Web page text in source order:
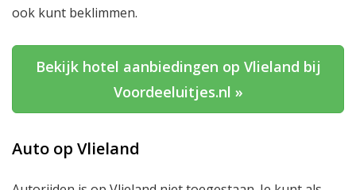
ook kunt beklimmen.
Bekijk hotel aanbiedingen op Vlieland bij
Voordeeluitjes.nl »
Auto op Vlieland